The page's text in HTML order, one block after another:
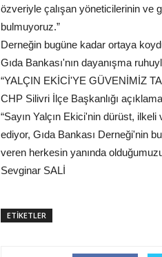
özveriyle çalışan yöneticilerinin ve
bulmuyoruz.”
Derneğin bugüne kadar ortaya
Gıda Bankası'nın dayanışma
“YALÇIN EKİCİ'YE GÜVENİMİZ
CHP Silivri İlçe Başkanlığı
“Sayın Yalçın Ekici'nin dürüst,
ediyor, Gıda Bankası Derneği'nin
veren herkesin yanında
Sevginar SALİ
ETİKETLER